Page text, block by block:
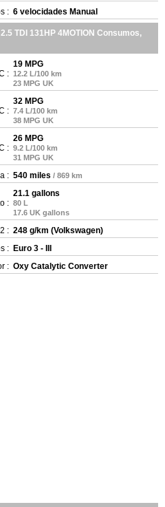
: 6 velocidades Manual
TDI 131HP 4MOTION Consumos,
:
19 MPG
12.2 L/100 km
23 MPG UK
:
32 MPG
7.4 L/100 km
38 MPG UK
:
26 MPG
9.2 L/100 km
31 MPG UK
: 540 miles / 869 km
:
21.1 gallons
80 L
17.6 UK gallons
: 248 g/km (Volkswagen)
: Euro 3 - III
: Oxy Catalytic Converter